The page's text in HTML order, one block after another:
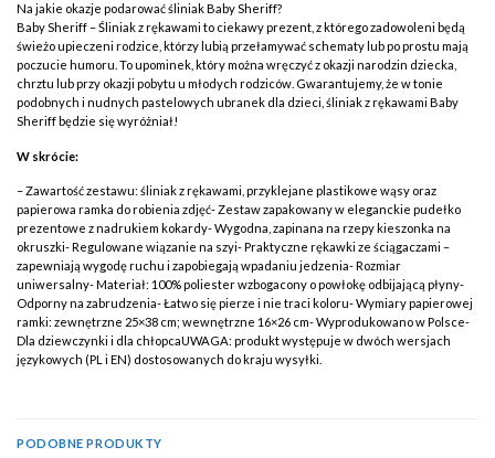
Na jakie okazje podarować śliniak Baby Sheriff?
Baby Sheriff – Śliniak z rękawami to ciekawy prezent, z którego zadowoleni będą
świeżo upieczeni rodzice, którzy lubią przełamywać schematy lub po prostu mają
poczucie humoru. To upominek, który można wręczyć z okazji narodzin dziecka,
chrztu lub przy okazji pobytu u młodych rodziców. Gwarantujemy, że w tonie
podobnych i nudnych pastelowych ubranek dla dzieci, śliniak z rękawami Baby
Sheriff będzie się wyróżniał!
W skrócie:
– Zawartość zestawu: śliniak z rękawami, przyklejane plastikowe wąsy oraz
papierowa ramka do robienia zdjęć- Zestaw zapakowany w eleganckie pudełko
prezentowe z nadrukiem kokardy- Wygodna, zapinana na rzepy kieszonka na
okruszki- Regulowane wiązanie na szyi- Praktyczne rękawki ze ściągaczami –
zapewniają wygodę ruchu i zapobiegają wpadaniu jedzenia- Rozmiar
uniwersalny- Materiał: 100% poliester wzbogacony o powłokę odbijającą płyny-
Odporny na zabrudzenia- Łatwo się pierze i nie traci koloru- Wymiary papierowej
ramki: zewnętrzne 25×38 cm; wewnętrzne 16×26 cm- Wyprodukowano w Polsce-
Dla dziewczynki i dla chłopcaUWAGA: produkt występuje w dwóch wersjach
językowych (PL i EN) dostosowanych do kraju wysyłki.
PODOBNE PRODUKTY